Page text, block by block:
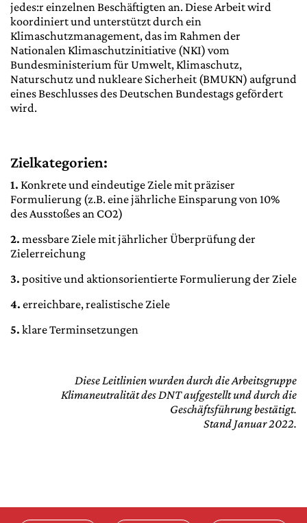
jedes:r einzelnen Beschäftigten an. Diese Arbeit wird
koordiniert und unterstützt durch ein
Klimaschutzmanagement, das im Rahmen der
Nationalen Klimaschutzinitiative (NKI) vom
Bundesministerium für Umwelt, Klimaschutz,
Naturschutz und nukleare Sicherheit (BMUKN) aufgrund
eines Beschlusses des Deutschen Bundestags gefördert
wird.
Zielkategorien:
1. Konkrete und eindeutige Ziele mit präziser
Formulierung (z.B. eine jährliche Einsparung von 10%
des Ausstoßes an CO2)
2. messbare Ziele mit jährlicher Überprüfung der
Zielerreichung
3. positive und aktionsorientierte Formulierung der Ziele
4. erreichbare, realistische Ziele
5. klare Terminsetzungen
Diese Leitlinien wurden durch die Arbeitsgruppe
Klimaneutralität des DNT aufgestellt und durch die
Geschäftsführung bestätigt.
Stand Januar 2022.